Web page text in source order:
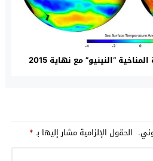
“النينيو” مع نهاية 2015
الحقول الإلزامية مشار إليها بـ*